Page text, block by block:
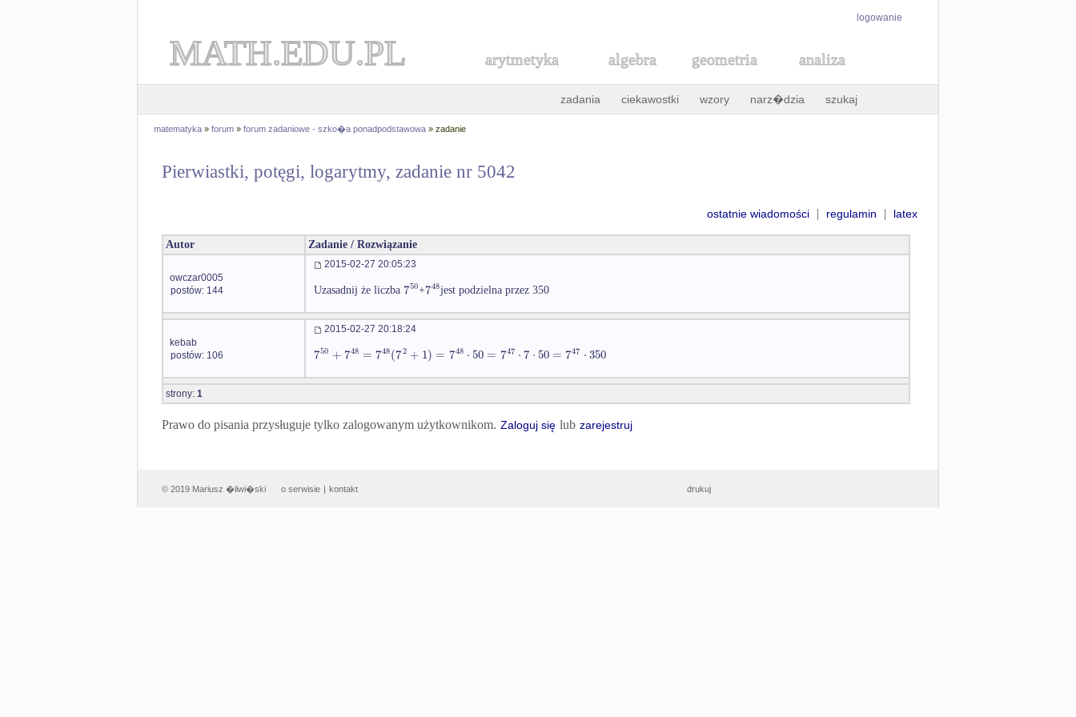
logowanie
MATH.EDU.PL arytmetyka algebra geometria analiza
zadania ciekawostki wzory narz�dzia szukaj
matematyka » forum » forum zadaniowe - szko�a ponadpodstawowa » zadanie
Pierwiastki, potęgi, logarytmy, zadanie nr 5042
ostatnie wiadomości | regulamin | latex
Autor Zadanie / Rozwiązanie
owczar0005
postów: 144
2015-02-27 20:05:23
Uzasadnij że liczba 750+748jest podzielna przez 350
kebab
postów: 106
2015-02-27 20:18:24
750 + 748 = 748(72 + 1) = 748 ⋅50 = 747 ⋅ 7 ⋅50 = 747 ⋅350
strony: 1
Prawo do pisania przysługuje tylko zalogowanym użytkownikom. Zaloguj się lub zarejestruj
© 2019 Mariusz �liwi�ski o serwisie | kontakt drukuj